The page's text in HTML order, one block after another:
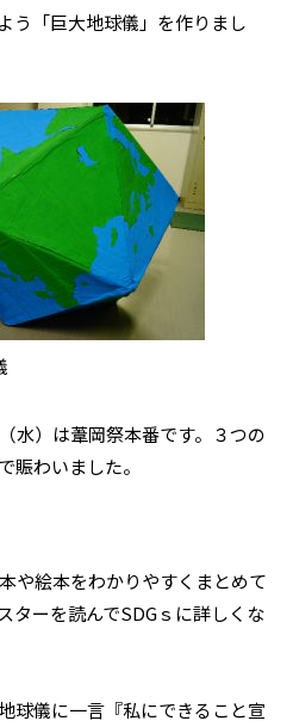
う「巨大地球儀」を作りまし
水）は葦岡祭本番です。３つの
賑わいました。
や絵本をわかりやすくまとめて
ターを読んでSDGｓに詳しくな
球儀に一言『私にできること宣